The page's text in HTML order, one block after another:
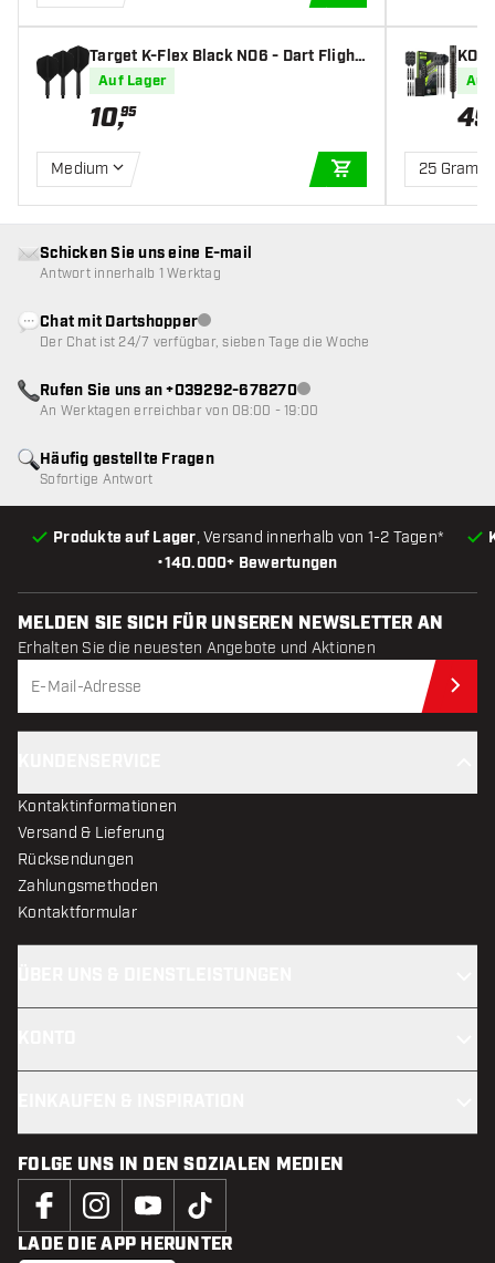
Target K-Flex Black NO6 - Dart Flight
Auf Lager
10,95
Medium
IN DEN
Auf
49
25 Gramm
•140.000+ Bewertungen
Produkte auf Lager, Versand innerhalb von 1-2 Tagen*
Häufig gestellte Fragen
Sofortige Antwort
Schicken Sie uns eine E-mail
Antwort innerhalb 1 Werktag
Chat mit DartshopperKundenservice nicht verfügbar
Der Chat ist 24/7 verfügbar, sieben Tage die Woche
Rufen Sie uns an +039292-678270Kundenservice nicht
An Werktagen erreichbar von 08:00 - 19:00
MELDEN SIE SICH FÜR UNSEREN NEWSLETTER AN
Erhalten Sie die neuesten Angebote und Aktionen
Kontaktinformationen
Versand & Lieferung
Rücksendungen
Zahlungsmethoden
Kontaktformular
FOLGE UNS IN DEN SOZIALEN MEDIEN
LADE DIE APP HERUNTER